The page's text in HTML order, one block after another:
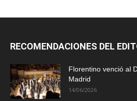
RECOMENDACIONES DEL
Florentino venció al
Madrid
14/06/2026